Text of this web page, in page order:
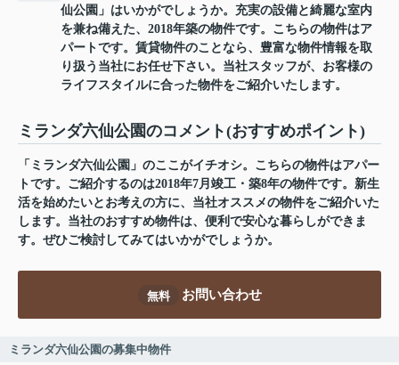
仙公園」はいかがでしょうか。充実の設備と綺麗な室内
を兼ね備えた、2018年築の物件です。こちらの物件はア
パートです。賃貸物件のことなら、豊富な物件情報を取
り扱う当社にお任せ下さい。当社スタッフが、お客様の
ライフスタイルに合った物件をご紹介いたします。
ミランダ六仙公園のコメント(おすすめポイント)
「ミランダ六仙公園」のここがイチオシ。こちらの物件はアパー
トです。ご紹介するのは2018年7月竣工・築8年の物件です。新生
活を始めたいとお考えの方に、当社オススメの物件をご紹介いた
します。当社のおすすめ物件は、便利で安心な暮らしができま
す。ぜひご検討してみてはいかがでしょうか。
無料 お問い合わせ
ミランダ六仙公園の募集中物件